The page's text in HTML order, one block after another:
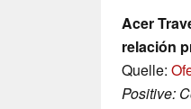
Acer
relación
Quelle:
Positive: